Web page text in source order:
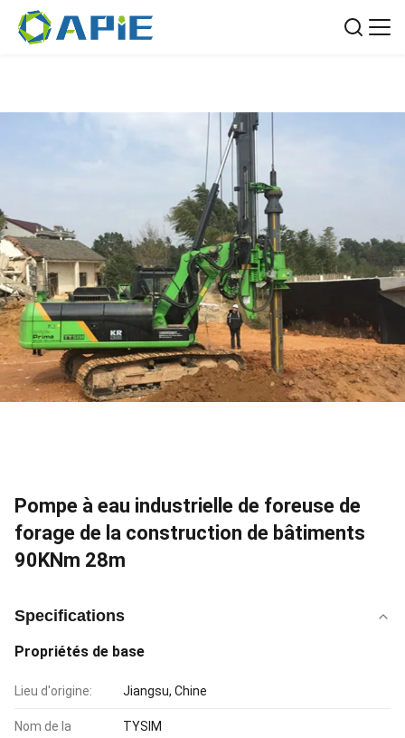
Pompe à eau industrielle de foreuse de
forage de la construction de bâtiments
90KNm 28m
Specifications
Propriétés de base
Lieu d'origine: Jiangsu, Chine
Nom de la
TYSIM